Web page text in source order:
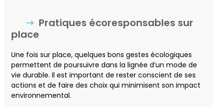
Pratiques écoresponsables sur
place
Une fois sur place, quelques bons gestes écologiques
permettent de poursuivre dans la lignée d’un mode de
vie durable. Il est important de rester conscient de ses
actions et de faire des choix qui minimisent son impact
environnemental.